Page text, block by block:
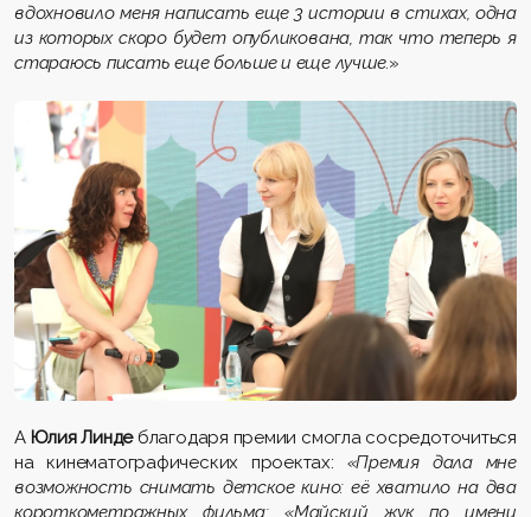
вдохновило меня написать еще 3 истории в стихах, одна
из которых скоро будет опубликована, так что теперь я
стараюсь писать еще больше и еще лучше.»
А Юлия Линдеблагодаря премии смогла сосредоточиться
на кинематографических проектах: «Премия дала мне
возможность снимать детское кино: её хватило на два
короткометражных фильма: «Майский жук по имени